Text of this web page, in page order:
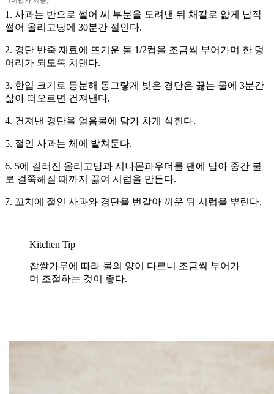
1. 사과는 반으로 썰어 씨 부분을 도려낸 뒤 채칼로 얇게 납작
썰어 올리고당에 30분간 절인다.
2. 경단 반죽 재료에 뜨거운 물 1/2컵을 조금씩 부어가며 한 덩
어리가 되도록 치댄다.
3. 한입 크기로 등분해 동그랗게 빚은 경단은 끓는 물에 3분간
삶아 떠오르면 건져낸다.
4. 건져낸 경단을 얼음물에 담가 차게 식힌다.
5. 절인 사과는 체에 밭쳐둔다.
6. 5에 걸러진 올리고당과 시나몬파우더를 팬에 담아 중간 불
로 걸쭉해질 때까지 끓여 시럽을 만든다.
7. 꼬치에 절인 사과와 경단을 번갈아 끼운 뒤 시럽을 뿌린다.
Kitchen Tip
찹쌀가루에 따라 물의 양이 다르니 조금씩 부어가
며 조절하는 것이 좋다.